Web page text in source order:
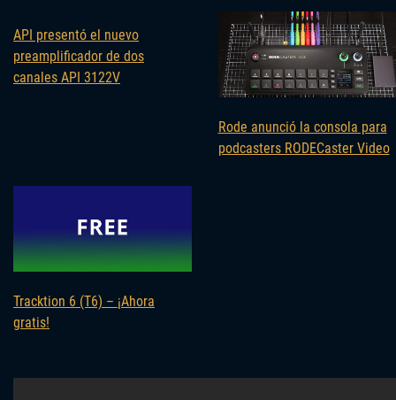
API presentó el nuevo
preamplificador de dos
canales API 3122V
Rode anunció la consola para
podcasters RODECaster Video
Tracktion 6 (T6) – ¡Ahora
gratis!